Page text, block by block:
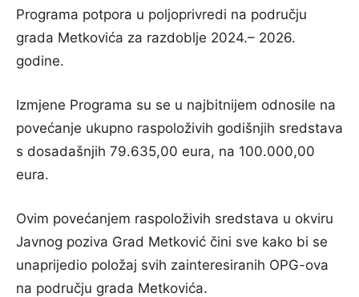
Programa potpora u poljoprivredi na području
grada Metkovića za razdoblje 2024.– 2026.
godine.
Izmjene Programa su se u najbitnijem odnosile na
povećanje ukupno raspoloživih godišnjih sredstava
s dosadašnjih 79.635,00 eura, na 100.000,00
eura.
Ovim povećanjem raspoloživih sredstava u okviru
Javnog poziva Grad Metković čini sve kako bi se
unaprijedio položaj svih zainteresiranih OPG-ova
na području grada Metkovića.